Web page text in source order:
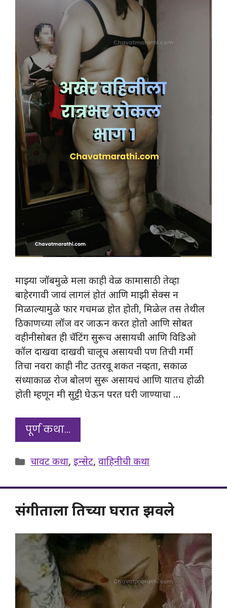
माझ्या जॉबमुळे मला काही वेळ कामासाठी तेव्हा
बाहेरगावी जावं लागलं होतं आणि माझी सेक्स न
मिळाल्यामुळे फार गचमळ होत होती, मिळेल तस तेथील
ठिकाणच्या लॉज वर जाऊन करत होतो आणि सोबत
वहीनीसोबत ही चॅटिंग सुरूच असायची आणि विडिओ
कॉल दाखवा दाखवी चालूच असायची पण तिची गर्मी
तिचा नवरा काही नीट उतरवू शकत नव्हता, सकाळ
संध्याकाळ रोज बोलणं सुरू असायचं आणि यातच होळी
होती म्हणून मी सुट्टी घेऊन परत घरी जाण्याचा …
पूर्ण कथा…
Categories
चावट कथा,इन्सेट,वाहिनीची कथा
संगीताला तिच्या घरात झवले